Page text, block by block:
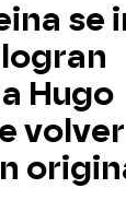
se
Hugo
volver